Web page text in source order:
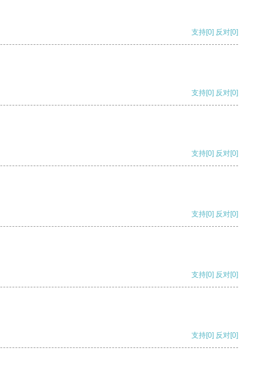
支持[0] 反对[0]
支持[0] 反对[0]
支持[0] 反对[0]
支持[0] 反对[0]
支持[0] 反对[0]
支持[0] 反对[0]